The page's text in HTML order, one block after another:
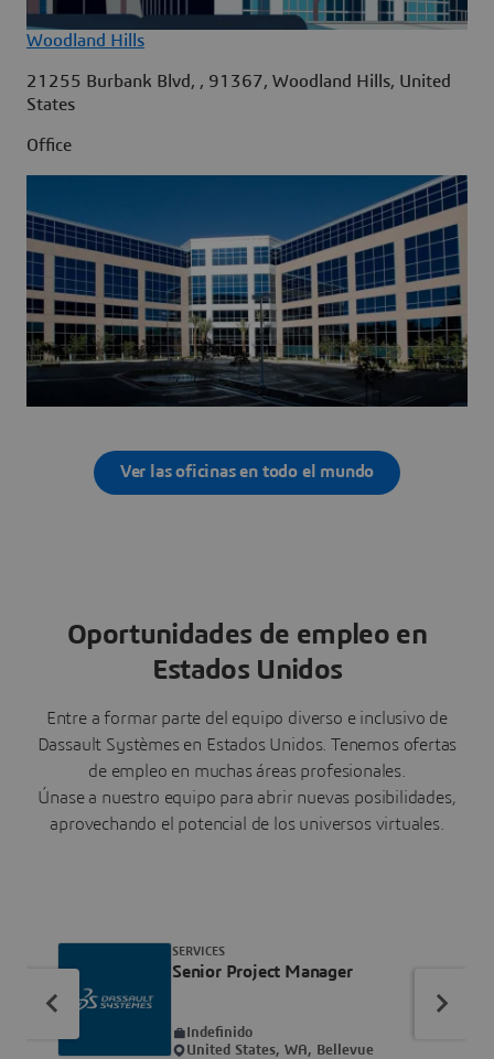
Woodland Hills
21255 Burbank Blvd, , 91367, Woodland Hills, United
States
Office
Ver las oficinas en todo el mundo
Oportunidades de empleo en
Estados Unidos
Entre a formar parte del equipo diverso e inclusivo de
Dassault Systèmes en Estados Unidos. Tenemos ofertas
de empleo en muchas áreas profesionales.
Únase a nuestro equipo para abrir nuevas posibilidades,
aprovechando el potencial de los universos virtuales.
Senior Project Manager
SERVICES
Indefinido
United States, WA, Bellevue